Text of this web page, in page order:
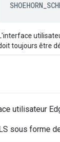
toujours être
utilisateur
sous forme